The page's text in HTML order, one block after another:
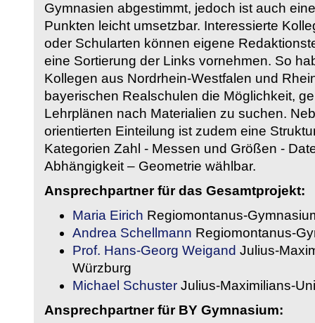
Gymnasien abgestimmt, jedoch ist auch
Punkten leicht umsetzbar. Interessierte
oder Schularten können eigene
eine Sortierung der Links vornehmen. So
Kollegen aus Nordrhein-Westfalen und
bayerischen Realschulen die Möglichkeit,
Lehrplänen nach Materialien zu suchen.
orientierten Einteilung ist zudem eine
Kategorien Zahl - Messen und Größen -
Abhängigkeit – Geometrie wählbar.
Ansprechpartner für das Gesamtprojekt:
Maria Eirich Regiomontanus-
Andrea Schellmann Regiomontanus-
Prof. Hans-Georg Weigand Julius-
Würzburg
Michael Schuster Julius-Maximilians-
Ansprechpartner für BY Gymnasium: